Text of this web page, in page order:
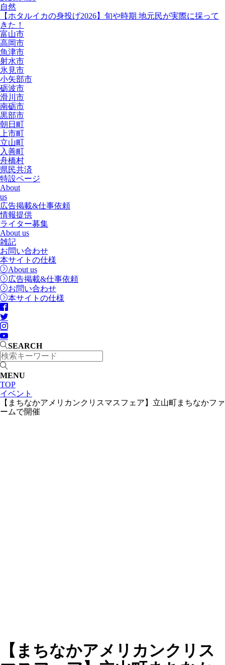
自然
【ホタルイカの身投げ2026】旬や時期 地元民が実際に採って
きた！
富山市
高岡市
魚津市
射水市
氷見市
小矢部市
砺波市
滑川市
南砺市
黒部市
朝日町
上市町
立山町
入善町
舟橋村
県民共済
特設ページ
About
us
広告掲載&仕事依頼
情報提供
ライター募集
About us
雑記
お問い合わせ
本サイトの仕様
About us
広告掲載&仕事依頼
お問い合わせ
本サイトの仕様
SEARCH
MENU
TOP
イベント
【まちなかアメリカンクリスマスフェア】立山町まちなかファ
ームで開催
【まちなかアメリカンクリス